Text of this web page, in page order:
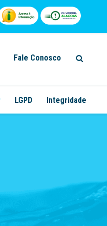
Fale Conosco
LGPD Integridade